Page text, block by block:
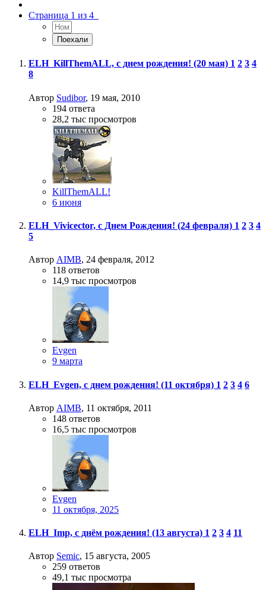
Страница 1 из 4
ELH_KillThemALL, с днем рождения! (20 мая) 1 2 3 4
8
Автор Sudibor, 19 мая, 2010
194 ответа
28,2 тыс просмотров
KillThemALL!
6 июня
ELH_Vivicector, с Днем Рождения! (24 февраля) 1 2 3 4
5
Автор AIMB, 24 февраля, 2012
118 ответов
14,9 тыс просмотров
Evgen
9 марта
ELH_Evgen, с днем рождения! (11 октября) 1 2 3 4 6
Автор AIMB, 11 октября, 2011
148 ответов
16,5 тыс просмотров
Evgen
11 октября, 2025
ELH_Imp, с днём рождения! (13 августа) 1 2 3 4 11
Автор Semic, 15 августа, 2005
259 ответов
49,1 тыс просмотра